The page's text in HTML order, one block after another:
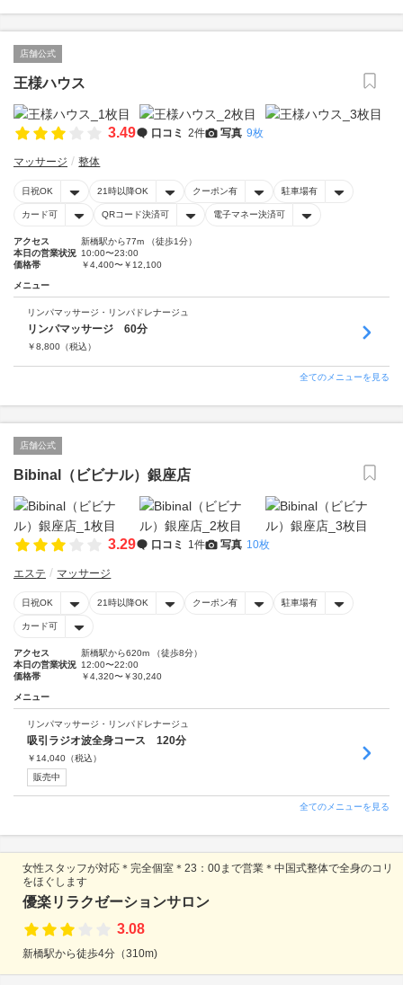
店舗公式
王様ハウス
3.49 口コミ 2件 写真 9枚
マッサージ 整体
日祝OK 21時以降OK クーポン有 駐車場有
カード可 QRコード決済可 電子マネー決済可
アクセス
新橋駅から77m （徒歩1分）
本日の営業状況 10:00〜23:00
価格帯
￥4,400〜￥12,100
メニュー
リンパマッサージ・リンパドレナージュ
リンパマッサージ 60分
￥8,800 （税込）
全てのメニューを見る
店舗公式
Bibinal（ビビナル）銀座店
3.29 口コミ 1件 写真 10枚
エステ マッサージ
日祝OK 21時以降OK クーポン有 駐車場有
カード可
アクセス
新橋駅から620m （徒歩8分）
本日の営業状況 12:00〜22:00
価格帯
￥4,320〜￥30,240
メニュー
リンパマッサージ・リンパドレナージュ
吸引ラジオ波全身コース 120分
￥ 14,040 （税込）
販売中
全てのメニューを見る
女性スタッフが対応＊完全個室＊23：00まで営業＊中国式整体で全身のコリ
をほぐします
優楽リラクゼーションサロン
3.08
新橋駅から徒歩4分（310m)